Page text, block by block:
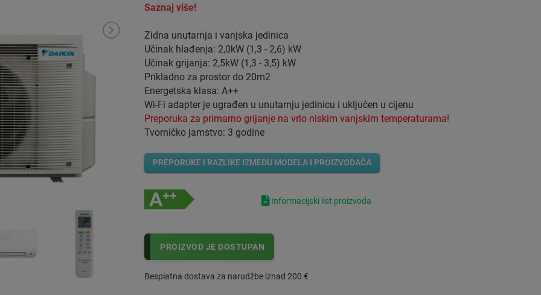
Saznaj više!
Zidna unutarnja i vanjska jedinica
Učinak hlađenja: 2,0kW (1,3 - 2,6) kW
Učinak grijanja: 2,5kW (1,3 - 3,5) kW
Prikladno za prostor do 20m2
Energetska klasa: A++
Wi-Fi adapter je ugrađen u unutarnju jedinicu i uključen u cijenu
Preporuka za primarno grijanje na vrlo niskim vanjskim temperaturama!
Tvorničko jamstvo: 3 godine
PREPORUKE I RAZLIKE IZMEĐU MODELA I PROIZVOĐAČA
Informacijski list proizvoda
PROIZVOD JE DOSTUPAN
Besplatna dostava za narudžbe iznad 200 €